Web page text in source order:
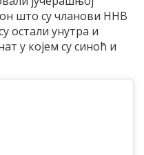
што су чланови ННВ
остали унутра и
у којем су синоћ и